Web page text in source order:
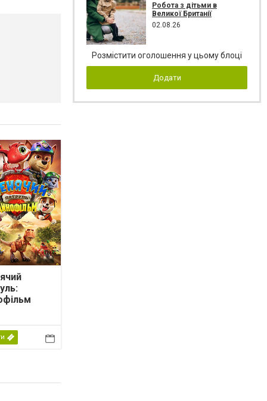
Робота з дітьми в
Великої Британії
02.08.26
Розмістити оголошення у цьому блоці
Додати